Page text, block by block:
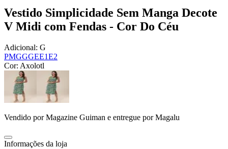
Vestido Simplicidade Sem Manga Decote
V Midi com Fendas - Cor Do Céu
Adicional: G
PMGGGEE1E2
Cor: Axolotl
Vendido porMagazine Guiman e entregue por Magalu
Informações da loja